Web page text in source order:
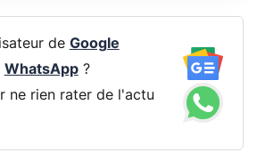
de Google
WhatsApp?
ne rien rater de l'actu